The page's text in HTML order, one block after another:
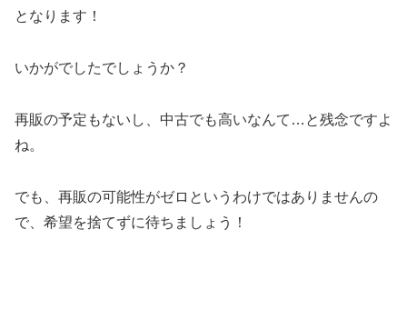
となります！
いかがでしたでしょうか？
再販の予定もないし、中古でも高いなんて…と残念ですよ
ね。
でも、再販の可能性がゼロというわけではありませんの
で、希望を捨てずに待ちましょう！